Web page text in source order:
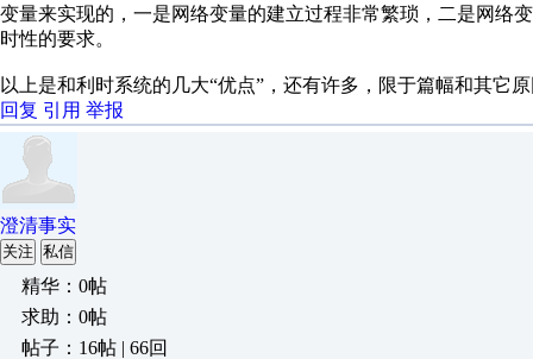
变量来实现的，一是网络变量的建立过程非常繁琐，二是网络
时性的要求。
以上是和利时系统的几大“优点”，还有许多，限于篇幅和其它
回复 引用 举报
澄清事实
关注 私信
精华：0帖
求助：0帖
帖子：16帖 | 66回